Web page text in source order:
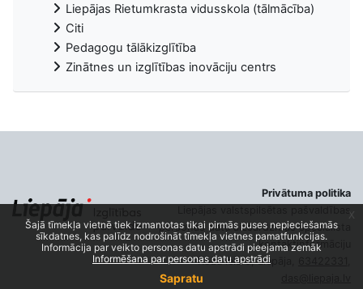
Liepājas Rietumkrasta vidusskola (tālmācība)
Citi
Pedagogu tālākizglītība
Zinātnes un izglītības inovāciju centrs
Privātuma politika
personas datu aizsardzības speciālista
kontaktinformāciju
Rožu iela 6, Liepāja,
Šajā tīmekļa vietnē tiek izmantotas tikai pirmās puses nepieciešamās
sīkdatnes, kas palīdz nodrošināt tīmekļa vietnes pamatfunkcijas.
Informācija par veikto personas datu apstrādi pieejama zemāk
Informēšana par personas datu apstrādi
Sapratu
x